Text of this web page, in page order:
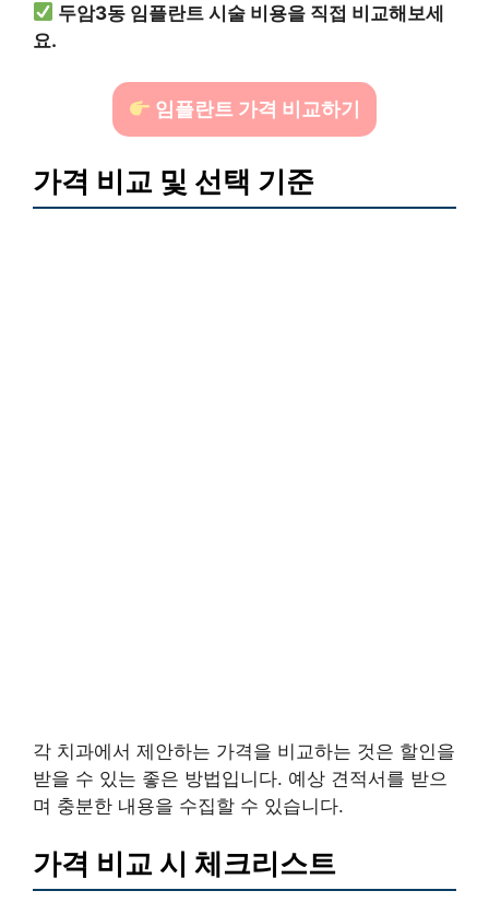
두암3동 임플란트 시술 비용을 직접 비교해보세
요.
임플란트 가격 비교하기
가격 비교 및 선택 기준
각 치과에서 제안하는 가격을 비교하는 것은 할인을
받을 수 있는 좋은 방법입니다. 예상 견적서를 받으
며 충분한 내용을 수집할 수 있습니다.
가격 비교 시 체크리스트